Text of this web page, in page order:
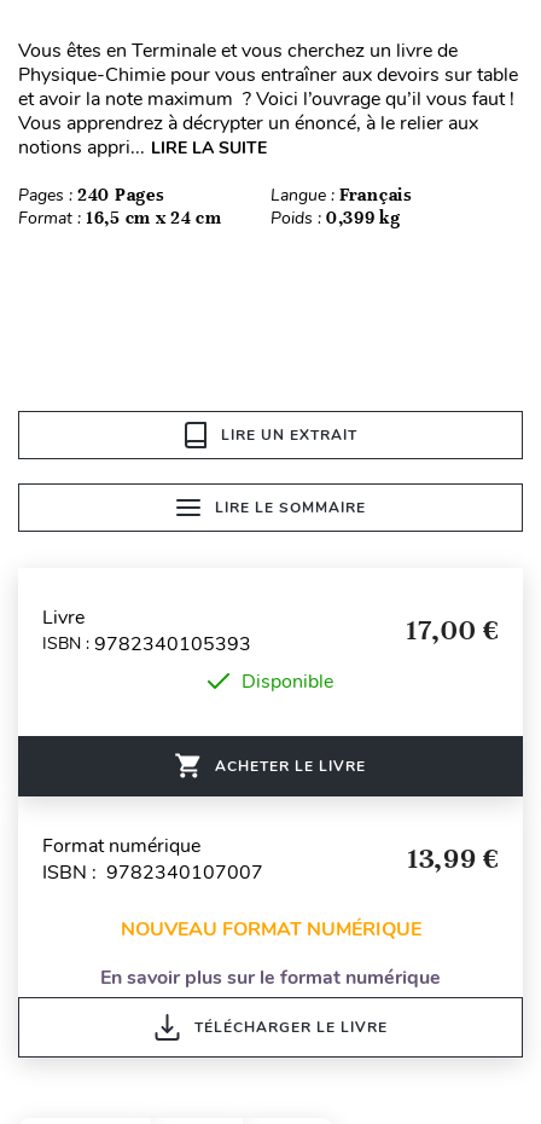
Vous êtes en Terminale et vous cherchez un livre de
Physique-Chimie pour vous entraîner aux devoirs sur table
et avoir la note maximum ? Voici l’ouvrage qu’il vous faut !
Vous apprendrez à décrypter un énoncé, à le relier aux
notions appri... LIRE LA SUITE
Pages : 240 Pages Langue : Français
Format : 16,5 cm x 24 cm Poids : 0,399 kg
LIRE UN EXTRAIT
LIRE LE SOMMAIRE
Livre
ISBN : 9782340105393 17,00 €
Disponible
ACHETER LE LIVRE
Format numérique
ISBN : 9782340107007
13,99 €
NOUVEAU FORMAT NUMÉRIQUE
En savoir plus sur le format numérique
TÉLÉCHARGER LE LIVRE